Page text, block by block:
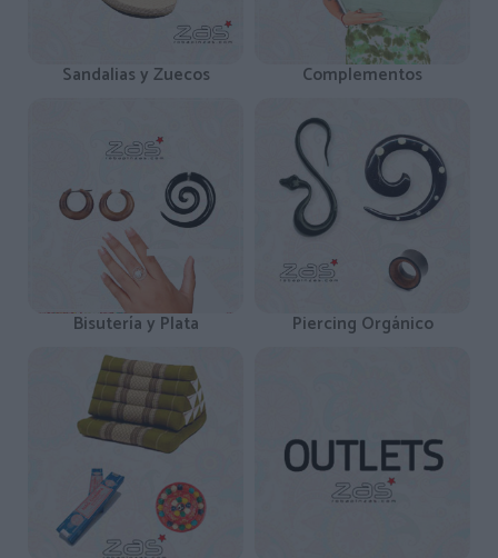
Sandalias y Zuecos Complementos
Bisutería y Plata Piercing Orgánico